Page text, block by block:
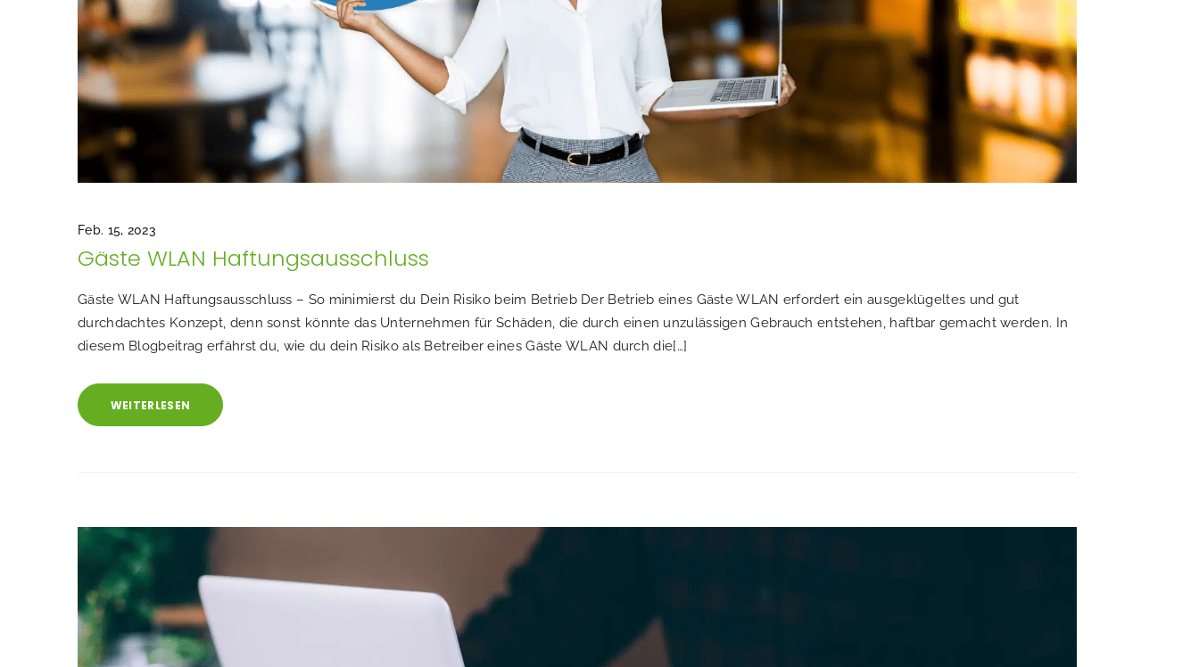
Feb. 15, 2023
Gäste WLAN Haftungsausschluss
Gäste WLAN Haftungsausschluss – So minimierst du Dein Risiko beim Betrieb Der Betrieb eines Gäste WLAN erfordert ein ausgeklügeltes und gut
durchdachtes Konzept, denn sonst könnte das Unternehmen für Schäden, die durch einen unzulässigen Gebrauch entstehen, haftbar gemacht werden. In
diesem Blogbeitrag erfährst du, wie du dein Risiko als Betreiber eines Gäste WLAN durch die[…]
WEITERLESEN